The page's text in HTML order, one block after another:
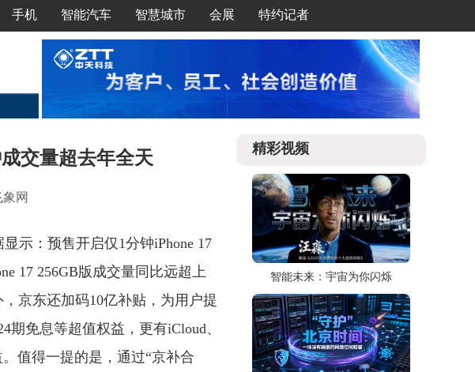
手机 智能汽车 智慧城市 会展 特约记者
交量超去年全天
网
示：预售开启仅1分钟iPhone 17
17 256GB版成交量同比远超上
京东还加码10亿补贴，为用户提
免息等超值权益，更有iCloud、
值得一提的是，通过“京补合
精彩视频
智能未来：宇宙为你闪烁